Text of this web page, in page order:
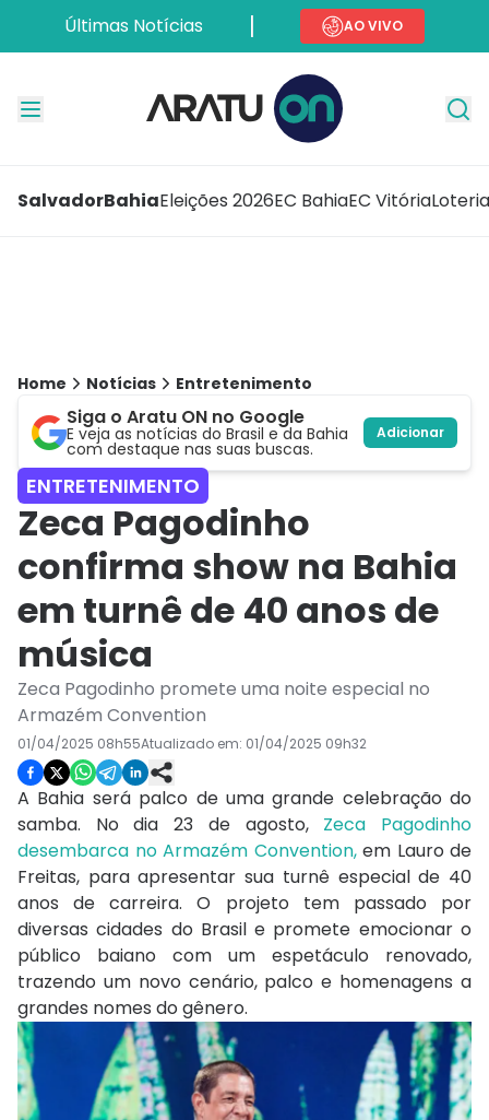
Últimas Notícias AO VIVO
SalvadorBahiaEleições 2026EC BahiaEC Vitória
Home Notícias Entretenimento
Siga o Aratu ON no Google
E veja as notícias do Brasil e da Bahia
com destaque nas suas buscas.
Adicionar
ENTRETENIMENTO
Zeca Pagodinho
confirma show na Bahia
em turnê de 40 anos de
música
Zeca Pagodinho promete uma noite especial no
Armazém Convention
01/04/2025 08h55Atualizado em: 01/04/2025 09h32
A Bahia será palco de uma grande celebração do
samba. No dia 23 de agosto,Zeca Pagodinho
desembarca no Armazém Convention, em Lauro de
Freitas, para apresentar sua turnê especial de 40
anos de carreira. O projeto tem passado por
diversas cidades do Brasil e promete emocionar o
público baiano com um espetáculo renovado,
trazendo um novo cenário, palco e homenagens a
grandes nomes do gênero.